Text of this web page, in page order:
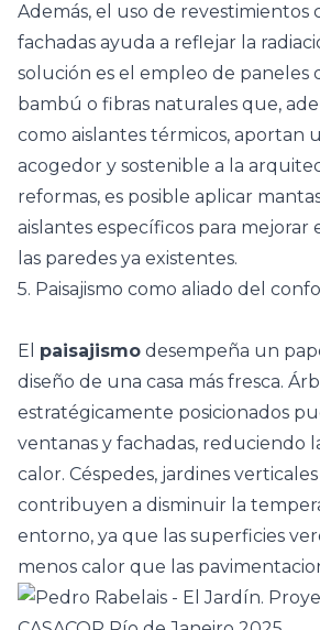
Además, el uso de revestimientos
fachadas ayuda a reflejar la
solución es el empleo de paneles
bambú o fibras naturales que,
como aislantes térmicos, aportan
acogedor y sostenible a la
reformas, es posible aplicar
aislantes específicos para
las paredes ya existentes.
5. Paisajismo como aliado del
El paisajismo desempeña un
diseño de una casa más fresca.
estratégicamente posicionados
ventanas y fachadas, reduciendo
calor. Céspedes, jardines
contribuyen a disminuir la
entorno, ya que las superficies
menos calor que las